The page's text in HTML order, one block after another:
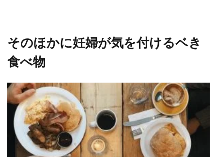
そのほかに妊婦が気を付けるベき
食べ物